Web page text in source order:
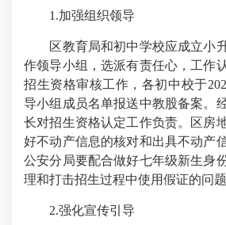
1.加强组织领导
区教育局和初中学校应成立小升
作领导小组，选派有责任心，工作
招生资格审核工作，各初中校于
导小组成员名单报送中教股备案。
长对招生资格认定工作负责。区房
好不动产信息的核对和出具不动产
公安分局要配合做好七年级新生身
理和打击招生过程中使用假证的问题
2.强化宣传引导